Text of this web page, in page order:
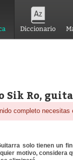
Diccionario
Sik Ro,
completo necesitas
solo tienen un
motivo, considera